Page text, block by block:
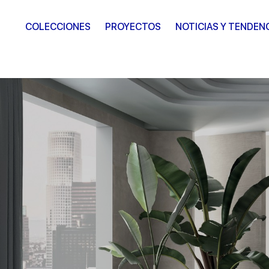
COLECCIONES PROYECTOS NOTICIAS Y